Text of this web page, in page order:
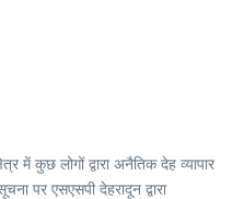
में कुछ लोगों द्वारा अनैतिक देह व्यापार
पर एसएसपी देहरादून द्वारा